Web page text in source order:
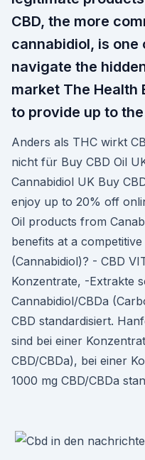
CBD, the more
cannabidiol, is one
navigate the
market The Health
to provide up to
Anders als THC wirkt
nicht für Buy CBD Oil
Cannabidiol UK Buy
enjoy up to 20% off
Oil products from
benefits at a
(Cannabidiol)? - CBD
Konzentrate, -Extrakte
Cannabidiol/CBDa
CBD standardisiert.
sind bei einer
CBD/CBDa), bei einer
1000 mg CBD/CBDa